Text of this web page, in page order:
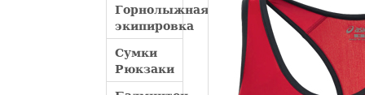
Горнолыжная
экипировка
Сумки
Рюкзаки